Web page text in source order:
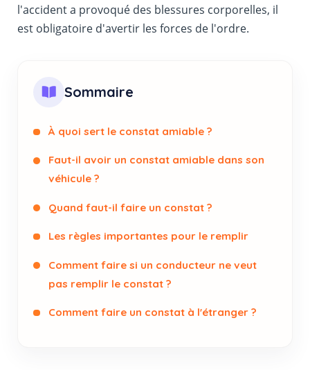
l'accident a provoqué des blessures corporelles, il
est obligatoire d'avertir les forces de l'ordre.
Sommaire
À quoi sert le constat amiable ?
Faut-il avoir un constat amiable dans son
véhicule ?
Quand faut-il faire un constat ?
Les règles importantes pour le remplir
Comment faire si un conducteur ne veut
pas remplir le constat ?
Comment faire un constat à l'étranger ?